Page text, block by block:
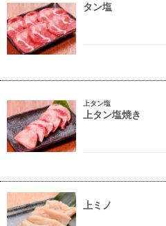
タン塩
上タン塩
上タン塩焼き
上ミノ